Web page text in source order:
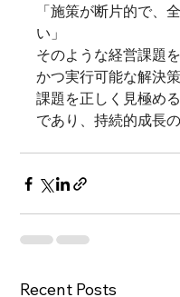
「施策が断片的で、
い」
そのような経営課題
かつ実行可能な解決
課題を正しく見極め
であり、持続的成長の
Recent Posts